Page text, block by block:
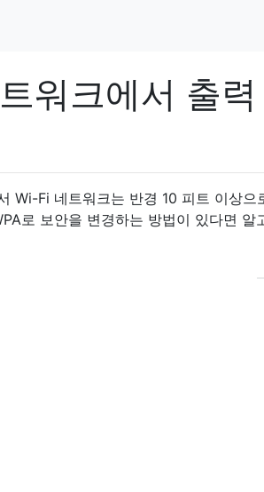
워크에서 출력
Wi-Fi 네트워크는 반경 10 피트 이상으
로 보안을 변경하는 방법이 있다면 알